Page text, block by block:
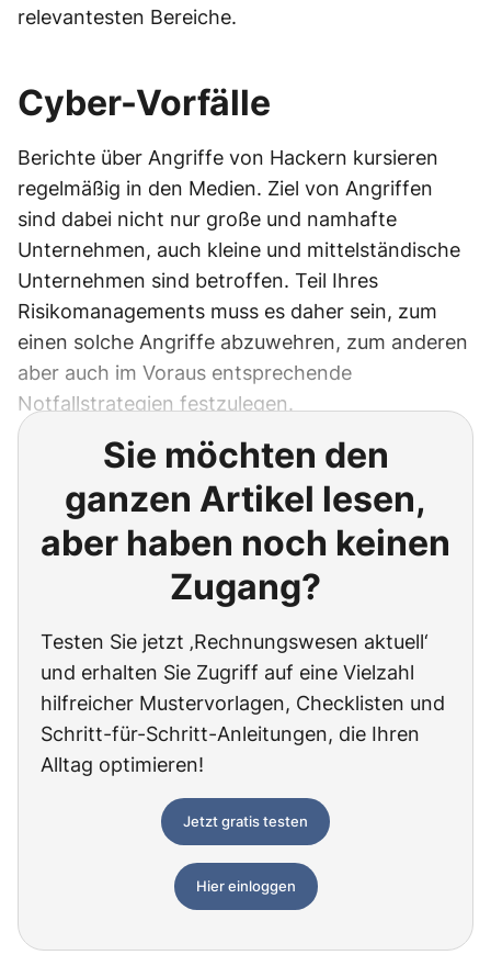
relevantesten Bereiche.
Cyber-Vorfälle
Berichte über Angriffe von Hackern kursieren
regelmäßig in den Medien. Ziel von Angriffen
sind dabei nicht nur große und namhafte
Unternehmen, auch kleine und mittelständische
Unternehmen sind betroffen. Teil Ihres
Risikomanagements muss es daher sein, zum
einen solche Angriffe abzuwehren, zum anderen
aber auch im Voraus entsprechende
Notfallstrategien festzulegen.
Sie möchten den
ganzen Artikel lesen,
aber haben noch keinen
Zugang?
Testen Sie jetzt ‚Rechnungswesen aktuell‘
und erhalten Sie Zugriff auf eine Vielzahl
hilfreicher Mustervorlagen, Checklisten und
Schritt-für-Schritt-Anleitungen, die Ihren
Alltag optimieren!
Jetzt gratis testen
Hier einloggen